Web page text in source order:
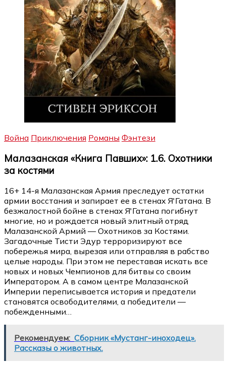
Война Приключения Романы Фэнтези
Малазанская «Книга Павших»: 1.6. Охотники
за костями
16+ 14-я Малазанская Армия преследует остатки
армии восстания и запирает ее в стенах Я'Гатана. В
безжалостной бойне в стенах Я'Гатана погибнут
многие, но и рождается новый элитный отряд
Малазанской Армий — Охотников за Костями.
Загадочные Тисти Эдур терроризируют все
побережья мира, вырезая или отправляя в рабство
целые народы. При этом не переставая искать все
новых и новых Чемпионов для битвы со своим
Императором. А в самом центре Малазанской
Империи переписывается история и предатели
становятся освободителями, а победители —
побежденными…
Рекомендуем: Сборник «Мустанг-иноходец».
Рассказы о животных.